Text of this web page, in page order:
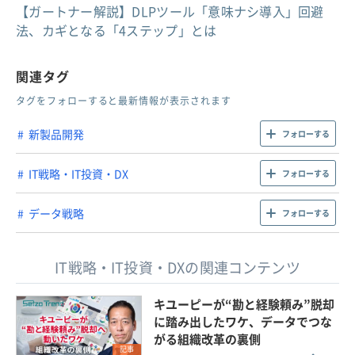
【ガートナー解説】DLPツール「意味ナシ導入」回避
法、カギとなる「4ステップ」とは
関連タグ
タグをフォローすると最新情報が表示されます
新製品開発 フォローする
IT戦略・IT投資・DX フォローする
データ戦略 フォローする
IT戦略・IT投資・DXの関連コンテンツ
記事
キユーピーが“勘と経験頼み”脱却
に踏み出したワケ、データでつな
がる組織改革の裏側